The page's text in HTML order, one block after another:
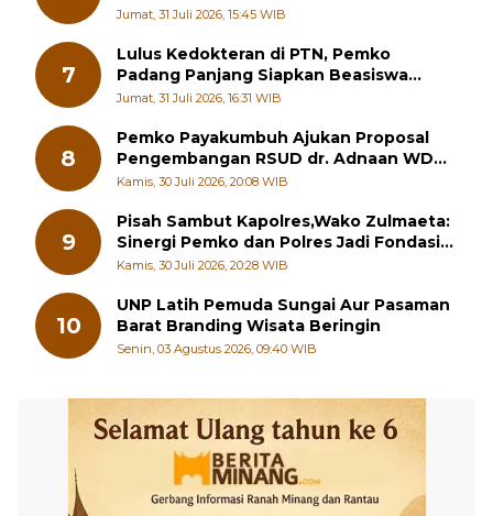
Pelatihan Kepemimpinan Pelajar
Jumat, 31 Juli 2026, 15:45 WIB
7
Lulus Kedokteran di PTN, Pemko
Padang Panjang Siapkan Beasiswa
Penuh
Jumat, 31 Juli 2026, 16:31 WIB
8
Pemko Payakumbuh Ajukan Proposal
Pengembangan RSUD dr. Adnaan WD
kepada Kementerian Kesehatan
Kamis, 30 Juli 2026, 20:08 WIB
9
Pisah Sambut Kapolres,Wako Zulmaeta:
Sinergi Pemko dan Polres Jadi Fondasi
Stabilitas Pembangunan
Kamis, 30 Juli 2026, 20:28 WIB
10
UNP Latih Pemuda Sungai Aur Pasaman
Barat Branding Wisata Beringin
Senin, 03 Agustus 2026, 09:40 WIB